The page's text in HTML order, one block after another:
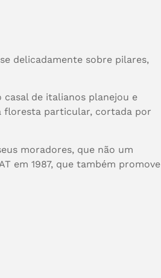
delicadamente sobre pilares,
de italianos planejou e
floresta particular, cortada por
moradores, que não um
em 1987, que também promove